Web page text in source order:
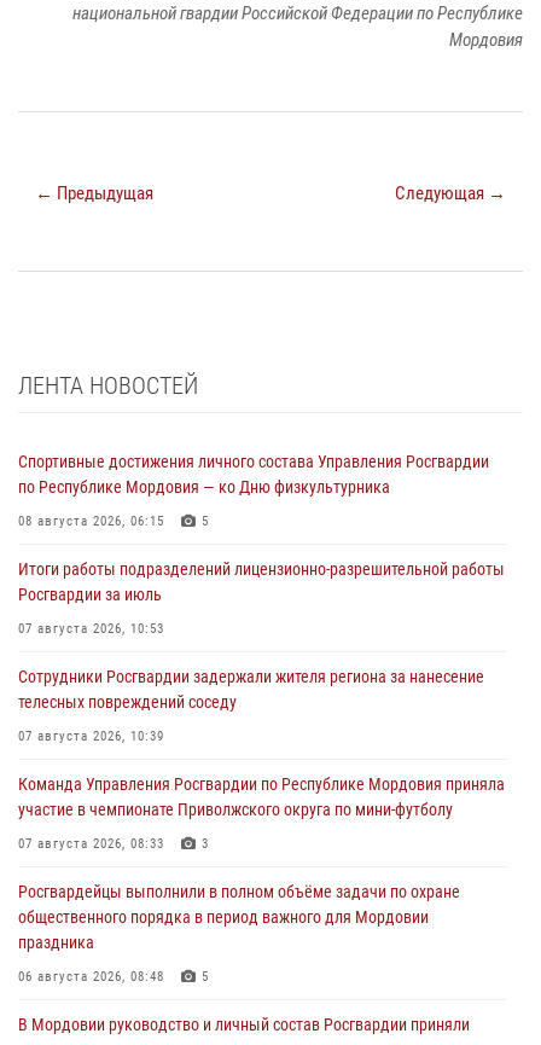
национальной гвардии Российской Федерации по Республике
Мордовия
← Предыдущая Следующая →
ЛЕНТА НОВОСТЕЙ
Спортивные достижения личного состава Управления Росгвардии
по Республике Мордовия — ко Дню физкультурника
08 августа 2026, 06:15 5
Итоги работы подразделений лицензионно-разрешительной работы
Росгвардии за июль
07 августа 2026, 10:53
Сотрудники Росгвардии задержали жителя региона за нанесение
телесных повреждений соседу
07 августа 2026, 10:39
Команда Управления Росгвардии по Республике Мордовия приняла
участие в чемпионате Приволжского округа по мини-футболу
07 августа 2026, 08:33 3
Росгвардейцы выполнили в полном объёме задачи по охране
общественного порядка в период важного для Мордовии
праздника
06 августа 2026, 08:48 5
В Мордовии руководство и личный состав Росгвардии приняли